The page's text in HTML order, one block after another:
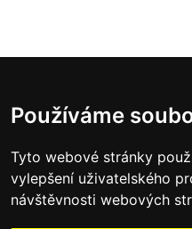
Používáme
Tyto webové stránky
vylepšení uživatelského
návštěvnosti webových